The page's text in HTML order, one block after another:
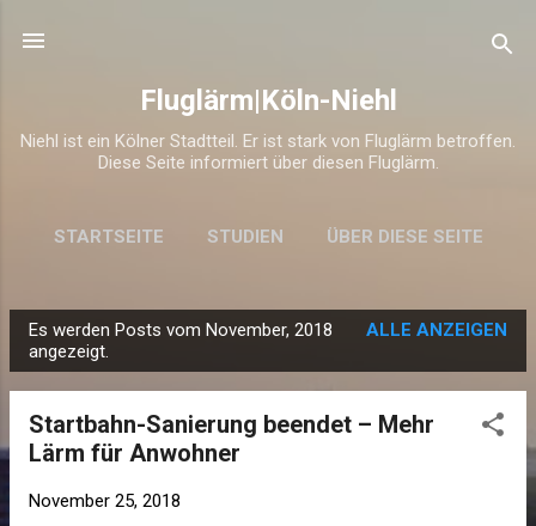
Fluglärm|Köln-Niehl
Niehl ist ein Kölner Stadtteil. Er ist stark von Fluglärm betroffen.
Diese Seite informiert über diesen Fluglärm.
STARTSEITE STUDIEN ÜBER DIESE SEITE
o
Es werden Posts vom November, 2018
angezeigt.
ALLE ANZEIGEN
Startbahn-Sanierung beendet – Mehr
Lärm für Anwohner
November 25, 2018